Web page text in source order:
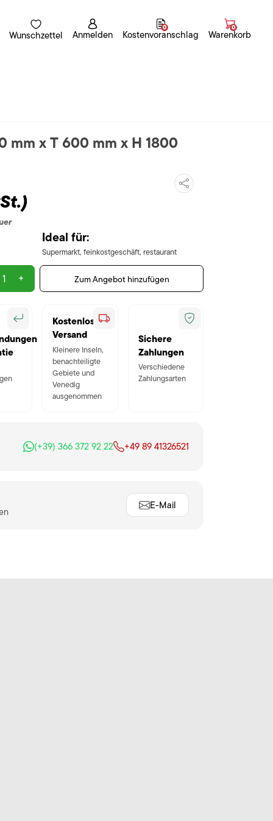
Wunschzettel Anmelden Kostenvoranschlag
0
Warenkorb
0
mm x T 600 mm x H 1800
Ideal für:
Supermarkt, feinkostgeschäft, restaurant
+ Zum Angebot hinzufügen
Kostenloser
Versand
Kleinere Inseln,
benachteiligte
Gebiete und
Venedig
ausgenommen
Sichere
Zahlungen
Verschiedene
Zahlungsarten
(+39) 366 372 92 22 +49 89 41326521
E-Mail